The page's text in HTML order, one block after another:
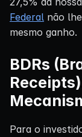
Federal não
mesmo ganho.
BDRs
Para o